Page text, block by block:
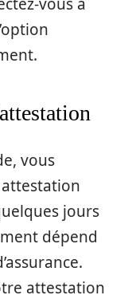
vous à
vous
jours
dépend
attestation